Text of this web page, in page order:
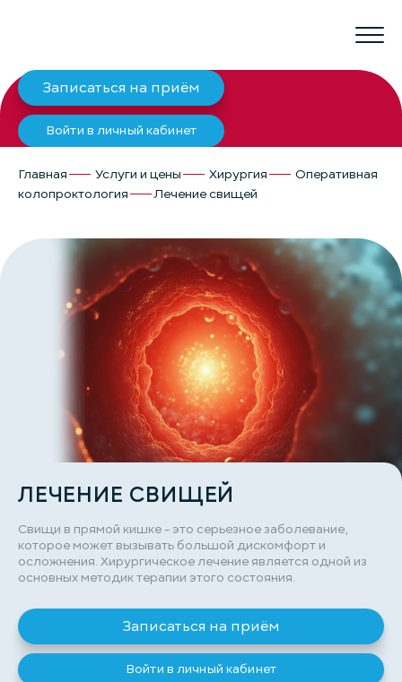
Записаться на приём
Войти в личный кабинет
Главная Услуги и цены Хирургия
Оперативная
колопроктология
Лечение свищей
ЛЕЧЕНИЕ СВИЩЕЙ
Свищи в прямой кишке - это серьезное заболевание,
которое может вызывать большой дискомфорт и
осложнения. Хирургическое лечение является одной из
основных методик терапии этого состояния.
Записаться на приём
Войти в личный кабинет